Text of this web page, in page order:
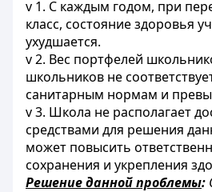
v 1. С каждым годом, при
класс, состояние здоровья
ухудшается.
v 2. Вес портфелей
школьников не
санитарным нормам и
v 3. Школа не располагает
средствами для решения
может повысить
сохранения и укрепления
Решение данной проблемы: